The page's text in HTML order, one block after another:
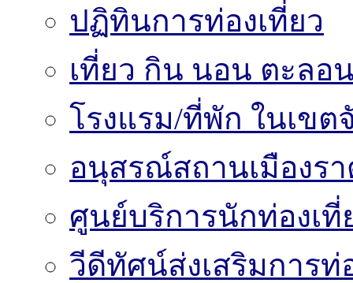
ปฏิทินการท่องเที่ยว
เที่ยว กิน นอน ตะลอ
โรงแรม/ที่พัก ในเข
อนุสรณ์สถานเมืองร
ศูนย์บริการนักท่องเที่
วีดีทัศน์ส่งเสริมการท่